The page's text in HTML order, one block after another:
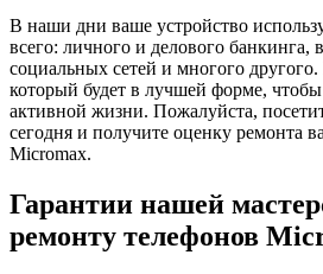
В наши дни ваше устройство
всего: личного и делового банкинга,
социальных сетей и многого
который будет в лучшей форме, чтобы
активной жизни. Пожалуйста,
сегодня и получите оценку ремонта
Micromax.
Гарантии нашей
ремонту телефонов